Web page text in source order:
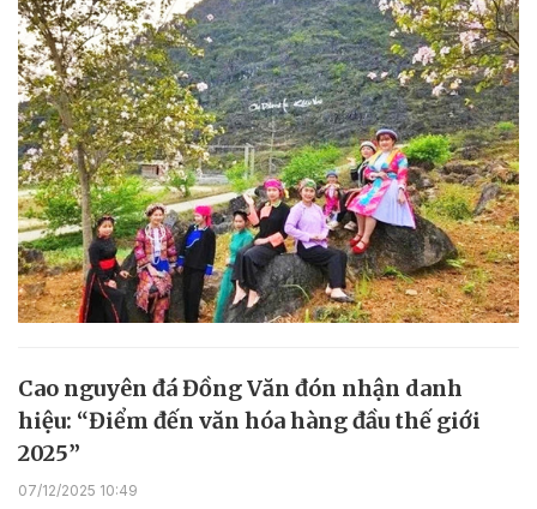
Cao nguyên đá Đồng Văn đón nhận danh
hiệu: “Điểm đến văn hóa hàng đầu thế giới
2025”
07/12/2025 10:49